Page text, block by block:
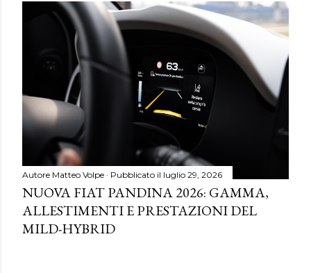
Autore Matteo Volpe Pubblicato il luglio 29, 2026
NUOVA FIAT PANDINA 2026: GAMMA,
ALLESTIMENTI E PRESTAZIONI DEL
MILD-HYBRID